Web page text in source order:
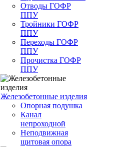
Отводы ГОФР
ППУ
Тройники ГОФР
ППУ
Переходы ГОФР
ППУ
Прочистка ГОФР
ППУ
Железобетонные изделия
Опорная подушка
Канал
непроходной
Неподвижная
щитовая опора